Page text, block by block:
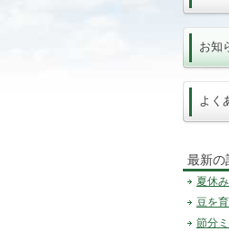
お知
よく
最新の
夏休
豆を
節分